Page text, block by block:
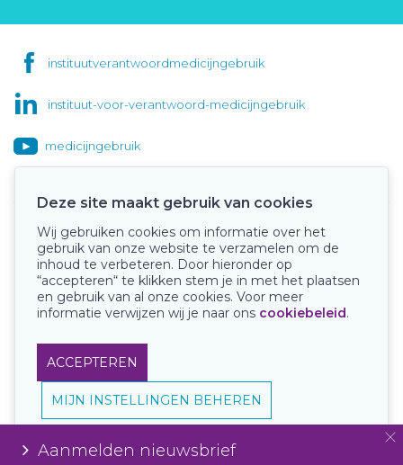
instituutverantwoordmedicijngebruik
instituut-voor-verantwoord-medicijngebruik
medicijngebruik
Onze keurmerken
Aanmelden nieuwsbrief
Deze site maakt gebruik van cookies
Wij gebruiken cookies om informatie over het
gebruik van onze website te verzamelen om de
inhoud te verbeteren. Door hieronder op
“accepteren“ te klikken stem je in met het plaatsen
en gebruik van al onze cookies. Voor meer
informatie verwijzen wij je naar ons cookiebeleid.
ACCEPTEREN
MIJN INSTELLINGEN BEHEREN